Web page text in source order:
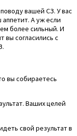
вашей СЗ. У вас
А уж если
более сильный. И
вы согласились с
вы собираетесь
Ваших целей
свой результат в